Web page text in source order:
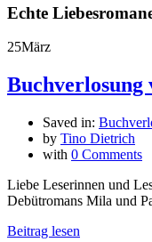
Echte
25März
Buchverlosung
Saved in:
by Tino Dietrich
with 0 Comments
Liebe Leserinnen und
Debütromans Mila und
Beitrag lesen